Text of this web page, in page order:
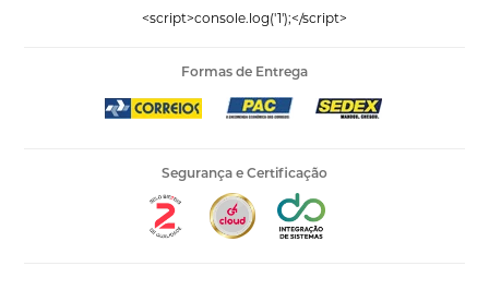
<script>console.log('1');</script>
Formas de Entrega
Segurança e Certificação